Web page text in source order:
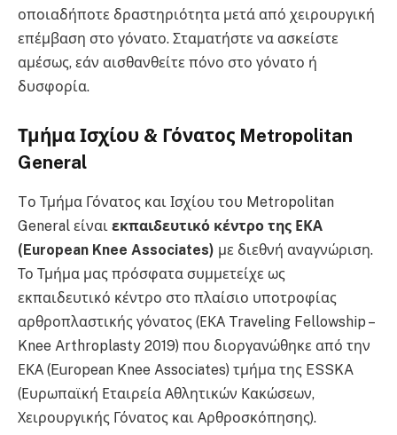
οποιαδήποτε δραστηριότητα μετά από χειρουργική
επέμβαση στο γόνατο. Σταματήστε να ασκείστε
αμέσως, εάν αισθανθείτε πόνο στο γόνατο ή
δυσφορία.
Τμήμα Ισχίου & Γόνατος Metropolitan
General
Tο Τμήμα Γόνατος και Ισχίου του Metropolitan
General είναι εκπαιδευτικό κέντρο της ΕΚΑ
(European Knee Associates) με διεθνή αναγνώριση.
Το Τμήμα μας πρόσφατα συμμετείχε ως
εκπαιδευτικό κέντρο στο πλαίσιο υποτροφίας
αρθροπλαστικής γόνατος (ΕΚΑ Traveling Fellowship –
Knee Arthroplasty 2019) που διοργανώθηκε από την
ΕΚΑ (European Knee Associates) τμήμα της ESSKA
(Ευρωπαϊκή Εταιρεία Αθλητικών Κακώσεων,
Χειρουργικής Γόνατος και Αρθροσκόπησης).